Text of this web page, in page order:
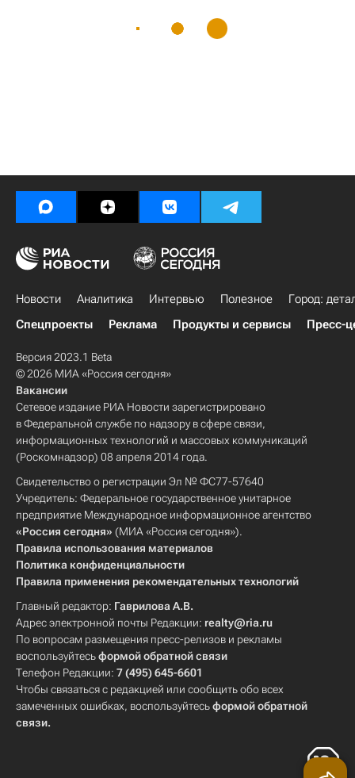
Новости Аналитика Интервью Полезное
Город:
Спецпроекты
Реклама Продукты и сервисы Пресс-
Версия 2023.1 Beta
© 2026 МИА «Россия сегодня»
Вакансии
Сетевое издание РИА Новости зарегистрировано
в Федеральной службе по надзору в сфере связи,
информационных технологий и массовых коммуникаций
(Роскомнадзор) 08 апреля 2014 года.
Свидетельство о регистрации Эл № ФС77-57640
Учредитель: Федеральное государственное унитарное
предприятие Международное информационное агентство
«Россия сегодня» (МИА «Россия сегодня»).
Правила использования материалов
Политика конфиденциальности
Правила применения рекомендательных технологий
Главный редактор: Гаврилова А.В.
Адрес электронной почты Редакции: realty@ria.ru
По вопросам размещения пресс-релизов и рекламы
воспользуйтесьформой обратной связи
Телефон Редакции: 7 (495) 645-6601
Чтобы связаться с редакцией или сообщить обо всех
замеченных ошибках, воспользуйтесьформой обратной
связи.